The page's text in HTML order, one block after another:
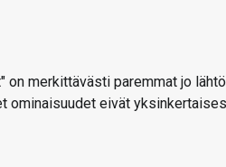
on merkittävästi paremmat jo
ominaisuudet eivät